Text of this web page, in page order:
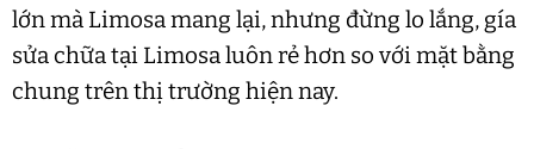
lớn mà Limosa mang lại, nhưng đừng lo lắng, gía
sửa chữa tại Limosa luôn rẻ hơn so với mặt bằng
chung trên thị trường hiện nay.